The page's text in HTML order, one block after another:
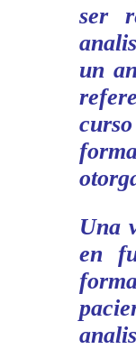
ser
un
Una
en